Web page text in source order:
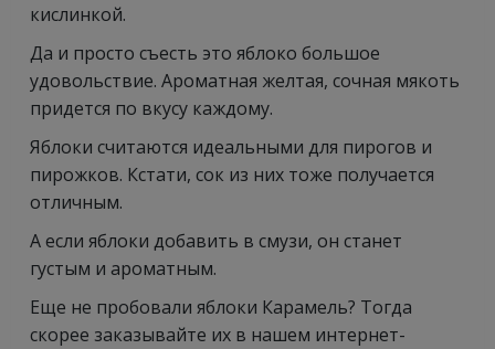
кислинкой.
Да и просто съесть это яблоко большое
удовольствие. Ароматная желтая, сочная мякоть
придется по вкусу каждому.
Яблоки считаются идеальными для пирогов и
пирожков. Кстати, сок из них тоже получается
отличным.
А если яблоки добавить в смузи, он станет
густым и ароматным.
Еще не пробовали яблоки Карамель? Тогда
скорее заказывайте их в нашем интернет-